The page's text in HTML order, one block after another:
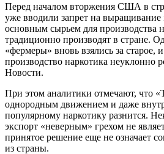
Перед началом вторжения США в
уже вводили запрет на выращивание
основным сырьем для производства
традиционно производят в стране.
«фермеры» вновь взялись за старое,
производство наркотика неуклонно
Новости.
При этом аналитики отмечают, что
однородным движением и даже
популярному наркотику разнится.
экспорт «неверным» грехом не
принятое решение еще не означает
из страны.